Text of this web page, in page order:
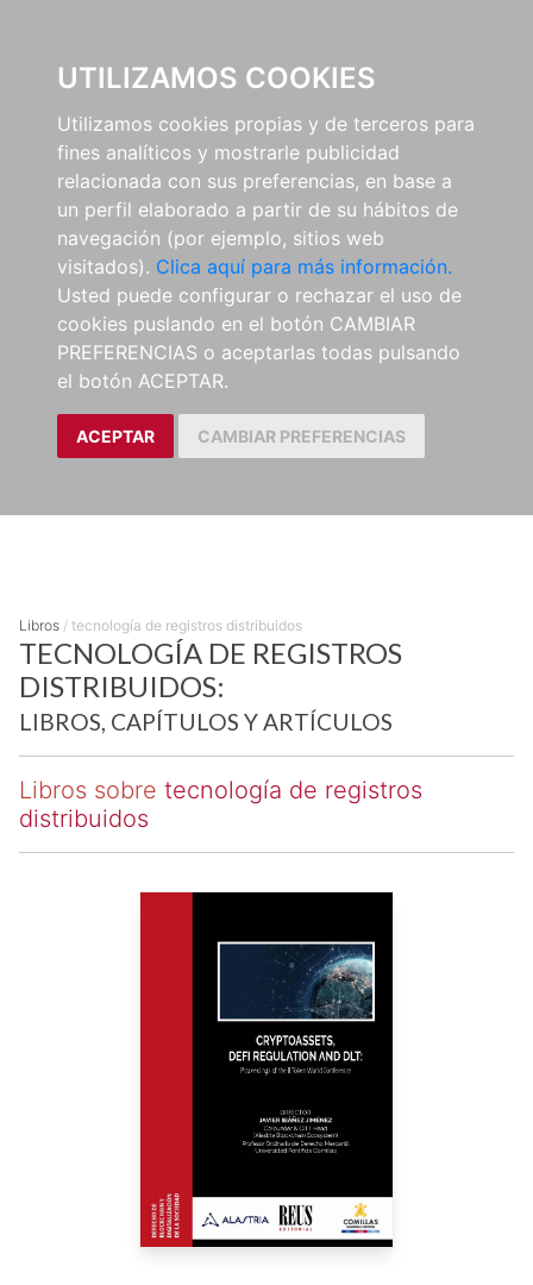
UTILIZAMOS COOKIES
Utilizamos cookies propias y de terceros para
fines analíticos y mostrarle publicidad
relacionada con sus preferencias, en base a
un perfil elaborado a partir de su hábitos de
navegación (por ejemplo, sitios web
visitados). Clica aquí para más información.
Usted puede configurar o rechazar el uso de
cookies puslando en el botón CAMBIAR
PREFERENCIAS o aceptarlas todas pulsando
el botón ACEPTAR.
ACEPTAR CAMBIAR PREFERENCIAS
Libros / tecnología de registros distribuidos
TECNOLOGÍA DE REGISTROS
DISTRIBUIDOS:
LIBROS, CAPÍTULOS Y ARTÍCULOS
Libros sobre tecnología de registros
distribuidos